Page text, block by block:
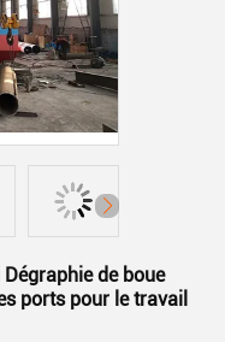
de boue
ports pour le travail